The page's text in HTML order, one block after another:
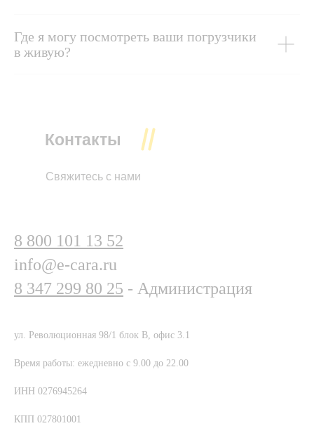
Где я могу посмотреть ваши погрузчики
в живую?
Контакты
Свяжитесь с нами
8 800 101 13 52
info@e-cara.ru
8 347 299 80 25 - Администрация
ул. Революционная 98/1 блок В, офис 3.1
Время работы: ежедневно с 9.00 до 22.00
ИНН 0276945264
КПП 027801001